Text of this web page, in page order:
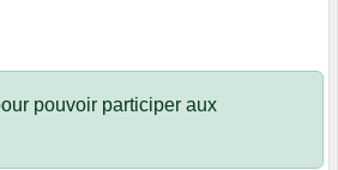
pouvoir participer aux